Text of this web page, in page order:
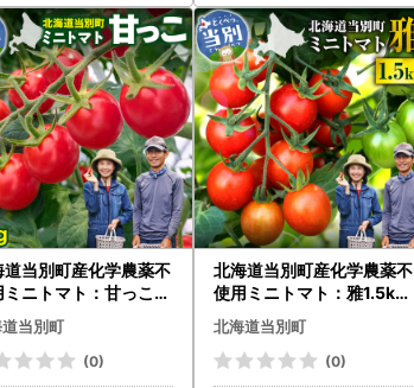
道当別町産化学農薬不
ミニトマト：甘っこ3
海道産 トマト 野菜 大
北海道 当別町
当別町
(0)
北海道当別町産化学農薬不
使用ミニトマト：雅1.5kg
北海道産 トマト プレミア
ム 野菜 大容量 北海道 当別
町
北海道当別町
(0)